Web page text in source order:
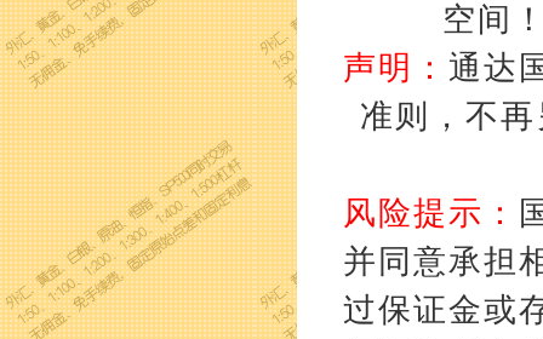
空间
声明： 通达
准则，不
风险提示：
并同意承担
过保证金或